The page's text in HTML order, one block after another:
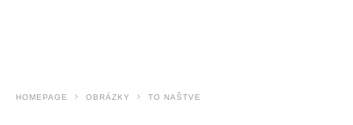
HOMEPAGE OBRÁZKY TO NAŠTVE